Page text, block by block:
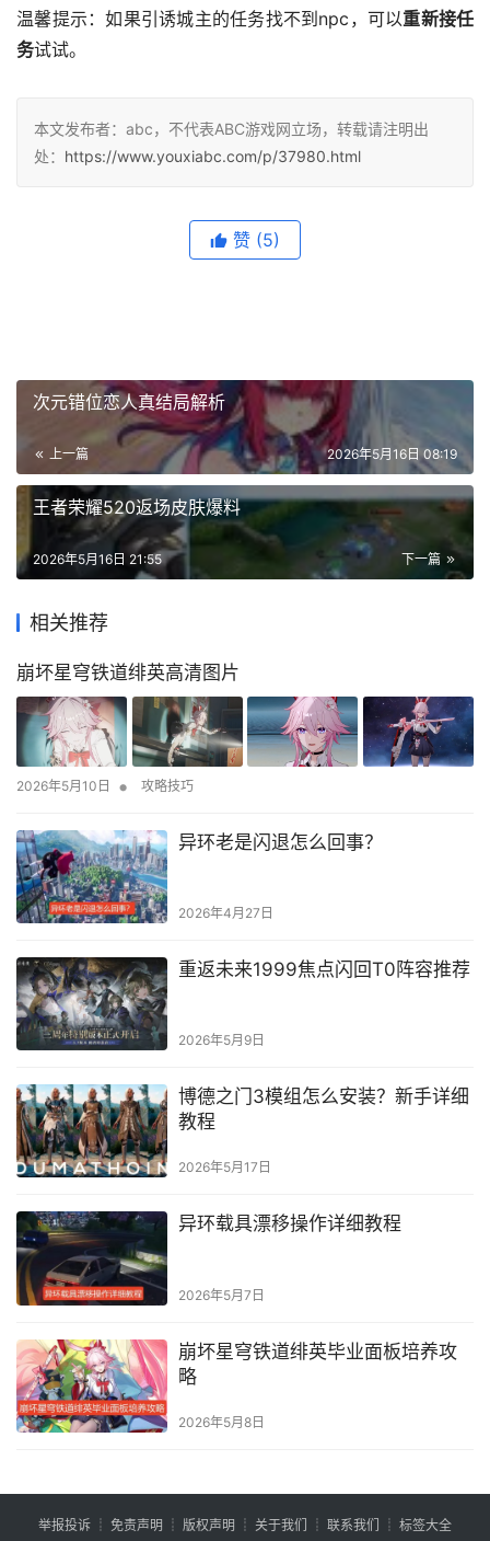
温馨提示：如果引诱城主的任务找不到npc，可以重新接任
务试试。
本文发布者：abc，不代表ABC游戏网立场，转载请注明出
处： https://www.youxiabc.com/p/37980.html
赞 (5)
次元错位恋人真结局解析
上一篇 2026年5月16日 08:19
王者荣耀520返场皮肤爆料
下一篇
2026年5月16日 21:55
相关推荐
崩坏星穹铁道绯英高清图片
2026年5月10日 • 攻略技巧
异环老是闪退怎么回事？
2026年4月27日
重返未来1999焦点闪回T0阵容推荐
2026年5月9日
博德之门3模组怎么安装？新手详细
教程
2026年5月17日
异环载具漂移操作详细教程
2026年5月7日
崩坏星穹铁道绯英毕业面板培养攻
略
2026年5月8日
举报投诉 ┊ 免责声明 ┊ 版权声明 ┊ 关于我们 ┊ 联系我们 ┊ 标签大全